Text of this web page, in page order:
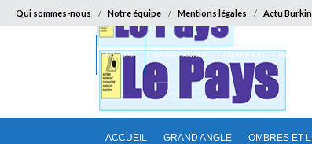
Qui sommes-nous Notre équipe Mentions légales Actu
ACCUEIL GRAND ANGLE OMBRES ET
ACCUEIL GRAND ANGLE OMBRES ET LUMIÈRES